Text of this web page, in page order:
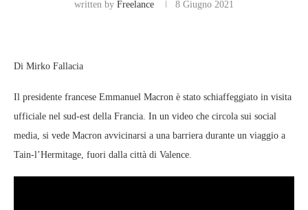
written by Freelance 8 Giugno 2021
Di Mirko Fallacia
Il presidente francese Emmanuel Macron è stato schiaffeggiato in visita
ufficiale nel sud-est della Francia. In un video che circola sui social
media, si vede Macron avvicinarsi a una barriera durante un viaggio a
Tain-l’Hermitage, fuori dalla città di Valence.